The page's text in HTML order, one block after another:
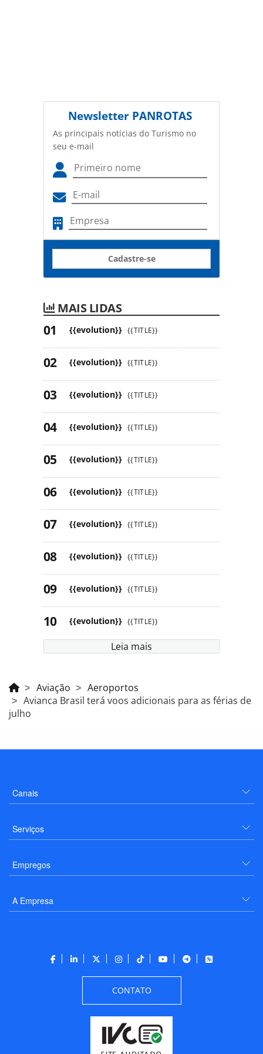
Newsletter PANROTAS
As principais notícias do Turismo no
seu e-mail
Cadastre-se
MAIS LIDAS
{{evolution}} {{TITLE}}
{{evolution}} {{TITLE}}
{{evolution}} {{TITLE}}
{{evolution}} {{TITLE}}
{{evolution}} {{TITLE}}
{{evolution}} {{TITLE}}
{{evolution}} {{TITLE}}
{{evolution}} {{TITLE}}
{{evolution}} {{TITLE}}
{{evolution}} {{TITLE}}
Leia mais
Aviação
Aeroportos
Avianca Brasil terá voos adicionais para as férias de
julho
Canais
Serviços
Empregos
A Empresa
CONTATO